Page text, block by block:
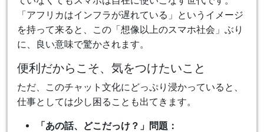
「アフリカはインフラが遅れている」というイメージ
を持って来ると、この「想像以上のスマホ社会」ぶり
に、良い意味で驚かされます。
便利だからこそ、気をつけたいこと
ただ、このチャット文化にどっぷり浸かっていると、
仕事としては少し困ることも出てきます。
「あの話、どこだっけ？」問題：